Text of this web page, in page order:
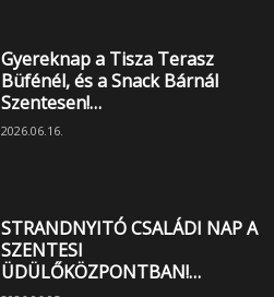
Gyereknap a Tisza Terasz
Büfénél, és a Snack Bárnál
Szentesen!…
2026.06.16.
STRANDNYITÓ CSALÁDI NAP A
SZENTESI
ÜDÜLŐKÖZPONTBAN!…